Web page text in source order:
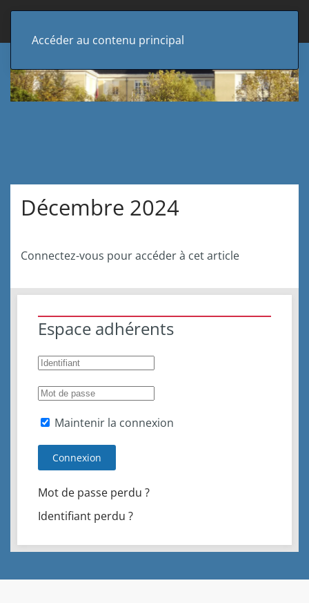
Accéder au contenu principal
Décembre 2024
Connectez-vous pour accéder à cet article
Espace adhérents
Maintenir la connexion
Connexion
Mot de passe perdu ?
Identifiant perdu ?